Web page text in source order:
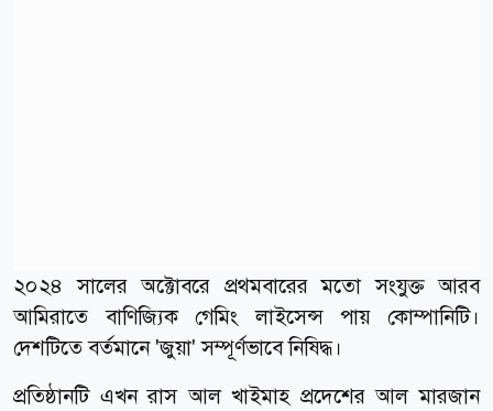
২০২৪ সালের অক্টোবরে প্রথমবারের মতো সংযুক্ত আরব
আমিরাতে বাণিজ্যিক গেমিং লাইসেন্স পায় কোম্পানিটি।
দেশটিতে বর্তমানে 'জুয়া' সম্পূর্ণভাবে নিষিদ্ধ।
প্রতিষ্ঠানটি এখন রাস আল খাইমাহ প্রদেশের আল মারজান